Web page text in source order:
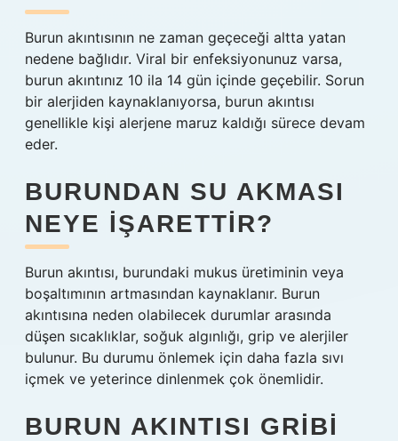
Burun akıntısının ne zaman geçeceği altta yatan
nedene bağlıdır. Viral bir enfeksiyonunuz varsa,
burun akıntınız 10 ila 14 gün içinde geçebilir. Sorun
bir alerjiden kaynaklanıyorsa, burun akıntısı
genellikle kişi alerjene maruz kaldığı sürece devam
eder.
BURUNDAN SU AKMASI
NEYE IŞARETTIR?
Burun akıntısı, burundaki mukus üretiminin veya
boşaltımının artmasından kaynaklanır. Burun
akıntısına neden olabilecek durumlar arasında
düşen sıcaklıklar, soğuk algınlığı, grip ve alerjiler
bulunur. Bu durumu önlemek için daha fazla sıvı
içmek ve yeterince dinlenmek çok önemlidir.
BURUN AKINTISI GRIBI